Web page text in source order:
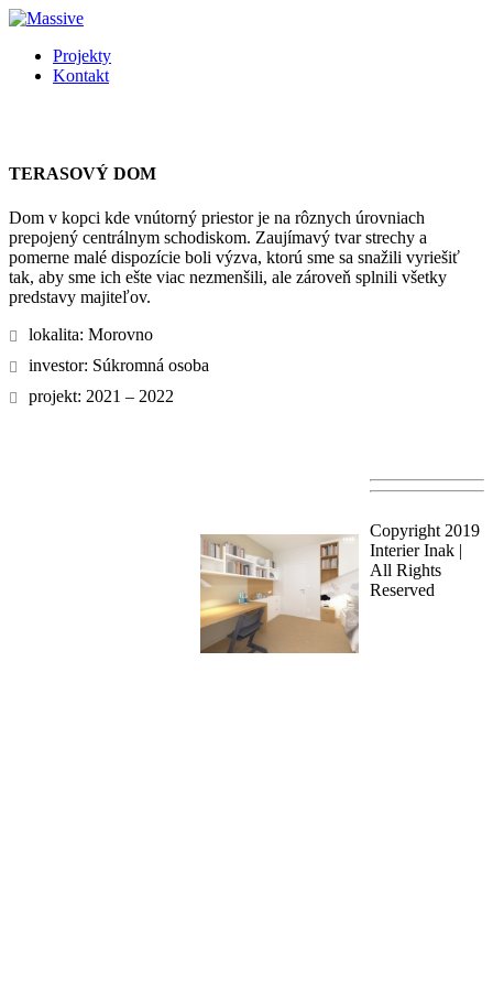
Projekty
Kontakt
TERASOVÝ DOM
Dom v kopci kde vnútorný priestor je na rôznych úrovniach
prepojený centrálnym schodiskom. Zaujímavý tvar strechy a
pomerne malé dispozície boli výzva, ktorú sme sa snažili vyriešiť
tak, aby sme ich ešte viac nezmenšili, ale zároveň splnili všetky
predstavy majiteľov.
lokalita: Morovno
investor: Súkromná osoba
projekt: 2021 – 2022
Copyright 2019
Interier Inak|
All Rights
Reserved